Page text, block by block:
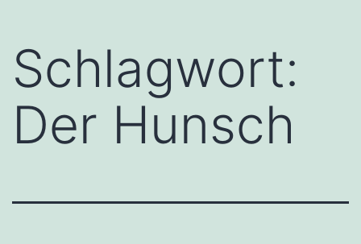
Schlagwort:
Der Hunsch